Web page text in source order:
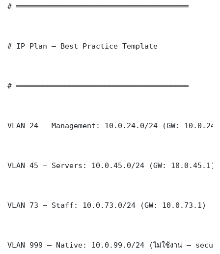
# ═══════════════════════════════════════
# IP Plan — Best Practice Template
# ═══════════════════════════════════════
VLAN 24 — Management: 10.0.24.0/24 (GW:
VLAN 45 — Servers: 10.0.45.0/24 (GW: 10.0.45.1)
VLAN 73 — Staff: 10.0.73.0/24 (GW: 10.0.73.1)
VLAN 999 — Native: 10.0.99.0/24 (ไม่ใช้งาน —